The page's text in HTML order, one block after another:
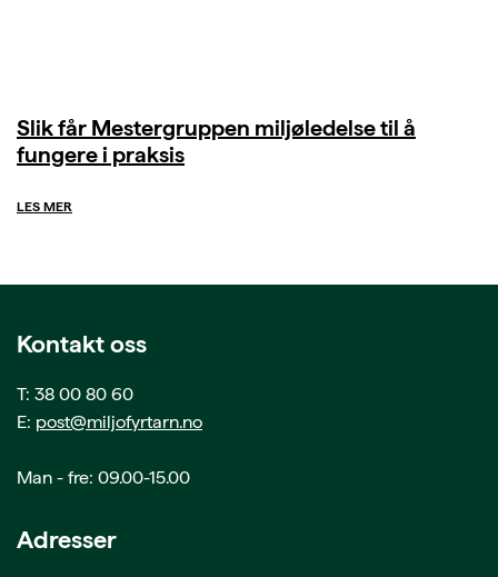
Slik får Mestergruppen miljøledelse til å
fungere i praksis
LES MER
Kontakt oss
T: 38 00 80 60
E: post@miljofyrtarn.no
Man - fre: 09.00-15.00
Adresser